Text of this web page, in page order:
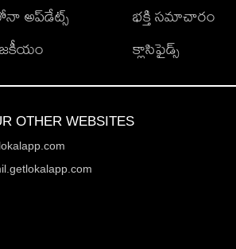
అప్‌డేట్స్
భక్తి సమాచారం
క్లాసిఫైడ్స్
OTHER WEBSITES